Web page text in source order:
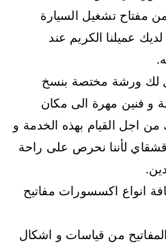
مفتاح تشغيل السيارة
عميلنا الكريم عند
لك ورشة مختصة بنسخ
و فنين مهرة الى مكان
اجل القيام بهذه الخدمة و
لأننا نحرص على راحة
انواع اكسسورات مفاتيح
من قياسات و اشكال